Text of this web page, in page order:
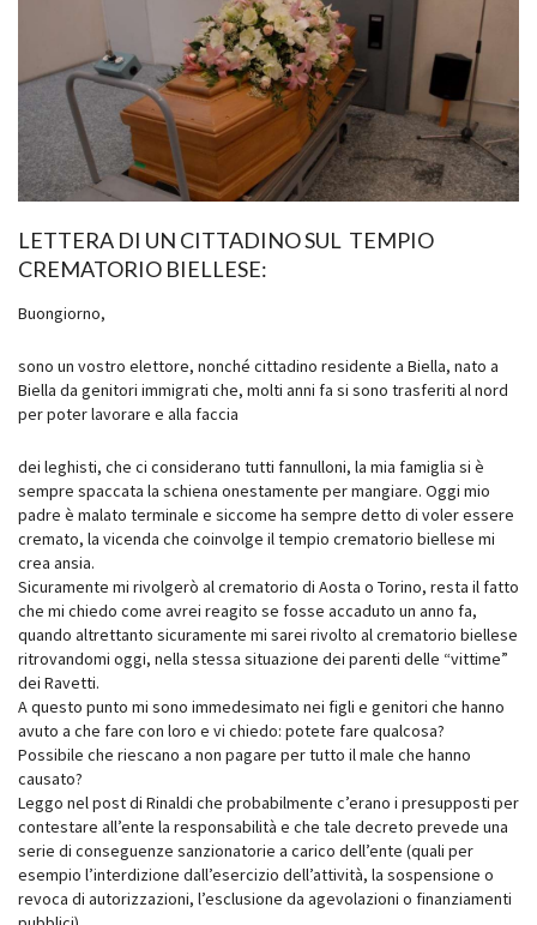
LETTERA DI UN CITTADINO SUL TEMPIO
CREMATORIO BIELLESE:
Buongiorno,
sono un vostro elettore, nonché cittadino residente a Biella, nato a
Biella da genitori immigrati che, molti anni fa si sono trasferiti al nord
per poter lavorare e alla faccia
dei leghisti, che ci considerano tutti fannulloni, la mia famiglia si è
sempre spaccata la schiena onestamente per mangiare. Oggi mio
padre è malato terminale e siccome ha sempre detto di voler essere
cremato, la vicenda che coinvolge il tempio crematorio biellese mi
crea ansia.
Sicuramente mi rivolgerò al crematorio di Aosta o Torino, resta il fatto
che mi chiedo come avrei reagito se fosse accaduto un anno fa,
quando altrettanto sicuramente mi sarei rivolto al crematorio biellese
ritrovandomi oggi, nella stessa situazione dei parenti delle “vittime”
dei Ravetti.
A questo punto mi sono immedesimato nei figli e genitori che hanno
avuto a che fare con loro e vi chiedo: potete fare qualcosa?
Possibile che riescano a non pagare per tutto il male che hanno
causato?
Leggo nel post di Rinaldi che probabilmente c’erano i presupposti per
contestare all’ente la responsabilità e che tale decreto prevede una
serie di conseguenze sanzionatorie a carico dell’ente (quali per
esempio l’interdizione dall’esercizio dell’attività, la sospensione o
revoca di autorizzazioni, l’esclusione da agevolazioni o finanziamenti